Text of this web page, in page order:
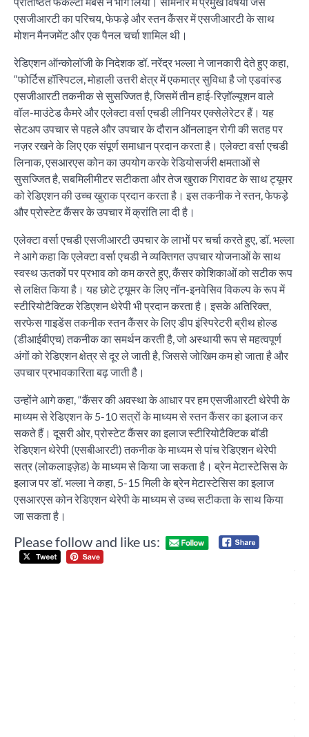
एसजीआरटी का परिचय, फेफड़े और स्तन कैंसर में एसजीआरटी के साथ
मोशन मैनजमेंट और एक पैनल चर्चा शामिल थी।
रेडिएशन ऑन्कोलॉजी के निदेशक डॉ. नरेंद्र भल्ला ने जानकारी देते हुए कहा,
“फोर्टिस हॉस्पिटल, मोहाली उत्तरी क्षेत्र में एकमात्र सुविधा है जो एडवांस्ड
एसजीआरटी तकनीक से सुसज्जित है, जिसमें तीन हाई-रिज़ॉल्यूशन वाले
वॉल-माउंटेड कैमरे और एलेक्टा वर्सा एचडी लीनियर एक्सेलेरेटर हैं। यह
सेटअप उपचार से पहले और उपचार के दौरान ऑनलाइन रोगी की सतह पर
नज़र रखने के लिए एक संपूर्ण समाधान प्रदान करता है। एलेक्टा वर्सा एचडी
लिनाक, एसआरएस कोन का उपयोग करके रेडियोसर्जरी क्षमताओं से
सुसज्जित है, सबमिलीमीटर सटीकता और तेज खुराक गिरावट के साथ ट्यूमर
को रेडिएशन की उच्च खुराक प्रदान करता है। इस तकनीक ने स्तन, फेफड़े
और प्रोस्टेट कैंसर के उपचार में क्रांति ला दी है।
एलेक्टा वर्सा एचडी एसजीआरटी उपचार के लाभों पर चर्चा करते हुए, डॉ. भल्ला
ने आगे कहा कि एलेक्टा वर्सा एचडी ने व्यक्तिगत उपचार योजनाओं के साथ
स्वस्थ ऊतकों पर प्रभाव को कम करते हुए, कैंसर कोशिकाओं को सटीक रूप
से लक्षित किया है। यह छोटे ट्यूमर के लिए नॉन-इनवेसिव विकल्प के रूप में
स्टीरियोटैक्टिक रेडिएशन थेरेपी भी प्रदान करता है। इसके अतिरिक्त,
सरफेस गाइडेंस तकनीक स्तन कैंसर के लिए डीप इंस्पिरेटरी ब्रीथ होल्ड
(डीआईबीएच) तकनीक का समर्थन करती है, जो अस्थायी रूप से महत्वपूर्ण
अंगों को रेडिएशन क्षेत्र से दूर ले जाती है, जिससे जोखिम कम हो जाता है और
उपचार प्रभावकारिता बढ़ जाती है।
उन्होंने आगे कहा, “कैंसर की अवस्था के आधार पर हम एसजीआरटी थेरेपी के
माध्यम से रेडिएशन के 5-10 सत्रों के माध्यम से स्तन कैंसर का इलाज कर
सकते हैं। दूसरी ओर, प्रोस्टेट कैंसर का इलाज स्टीरियोटैक्टिक बॉडी
रेडिएशन थेरेपी (एसबीआरटी) तकनीक के माध्यम से पांच रेडिएशन थेरेपी
सत्र (लोकलाइज़ेड) के माध्यम से किया जा सकता है। ब्रेन मेटास्टेसिस के
इलाज पर डॉ. भल्ला ने कहा, 5-15 मिली के ब्रेन मेटास्टेसिस का इलाज
एसआरएस कोन रेडिएशन थेरेपी के माध्यम से उच्च सटीकता के साथ किया
जा सकता है।
Please follow and like us:
Post